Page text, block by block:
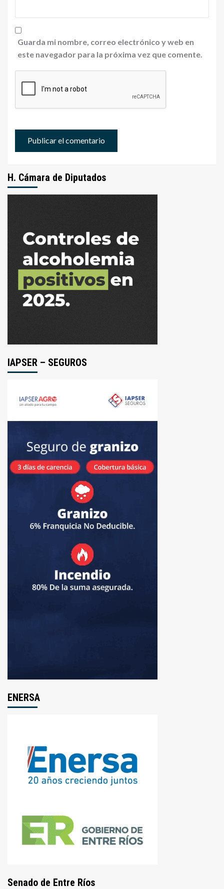
Guarda mi nombre, correo electrónico y web en
este navegador para la próxima vez que comente.
H. Cámara de Diputados
IAPSER – SEGUROS
ENERSA
Senado de Entre Ríos